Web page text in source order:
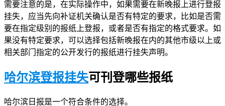
需要注意的是，在实际操作中，如果需要在新晚报上进行登报
挂失，应当先向补证机关确认是否有特定的要求，比如是否需
要在指定级别的报纸上登报，或者是否有指定的格式要求。如
果没有特定要求，可以选择包括新晚报在内的其他市级以上或
相关部门指定的公开发行的报纸进行挂失声明。
哈尔滨登报挂失可刊登哪些报纸
哈尔滨日报是一个符合条件的选择。